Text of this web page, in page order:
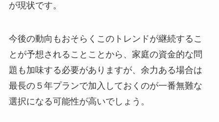
が現状です。
今後の動向もおそらくこのトレンドが継続するこ
とが予想されることことから、家庭の資金的な問
題も加味する必要がありますが、余力ある場合は
最長の５年プランで加入しておくのが一番無難な
選択になる可能性が高いでしょう。